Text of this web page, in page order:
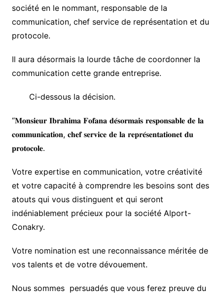
société en le nommant, responsable de la
communication, chef service de représentation et du
protocole.
Il aura désormais la lourde tâche de coordonner la
communication cette grande entreprise.
Ci-dessous la décision.
“𝐌𝐨𝐧𝐬𝐢𝐞𝐮𝐫 𝐈𝐛𝐫𝐚𝐡𝐢𝐦𝐚 𝐅𝐨𝐟𝐚𝐧𝐚 𝐝𝐞́𝐬𝐨𝐫𝐦𝐚𝐢𝐬 𝐫𝐞𝐬𝐩𝐨𝐧𝐬𝐚𝐛𝐥𝐞 𝐝𝐞 𝐥𝐚
𝐜𝐨𝐦𝐦𝐮𝐧𝐢𝐜𝐚𝐭𝐢𝐨𝐧, 𝐜𝐡𝐞𝐟 𝐬𝐞𝐫𝐯𝐢𝐜𝐞 𝐝𝐞 𝐥𝐚 𝐫𝐞𝐩𝐫𝐞́𝐬𝐞𝐧𝐭𝐚𝐭𝐢𝐨𝐧𝐞𝐭 𝐝𝐮
𝐩𝐫𝐨𝐭𝐨𝐜𝐨𝐥𝐞.
Votre expertise en communication, votre créativité
et votre capacité à comprendre les besoins sont des
atouts qui vous distinguent et qui seront
indéniablement précieux pour la société Alport-
Conakry.
Votre nomination est une reconnaissance méritée de
vos talents et de votre dévouement.
Nous sommes persuadés que vous ferez preuve du